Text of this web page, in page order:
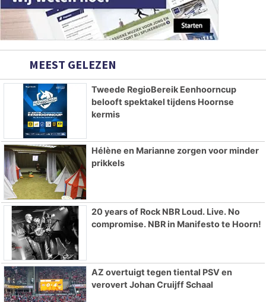
MEEST GELEZEN
Tweede RegioBereik Eenhoorncup
belooft spektakel tijdens Hoornse
kermis
Hélène en Marianne zorgen voor minder
prikkels
20 years of Rock NBR Loud. Live. No
compromise. NBR in Manifesto te Hoorn!
AZ overtuigt tegen tiental PSV en
verovert Johan Cruijff Schaal